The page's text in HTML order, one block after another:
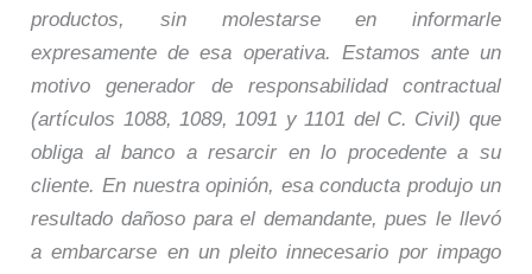
productos, sin molestarse en informarle
expresamente de esa operativa. Estamos ante un
motivo generador de responsabilidad contractual
(artículos 1088, 1089, 1091 y 1101 del C. Civil) que
obliga al banco a resarcir en lo procedente a su
cliente. En nuestra opinión, esa conducta produjo un
resultado dañoso para el demandante, pues le llevó
a embarcarse en un pleito innecesario por impago